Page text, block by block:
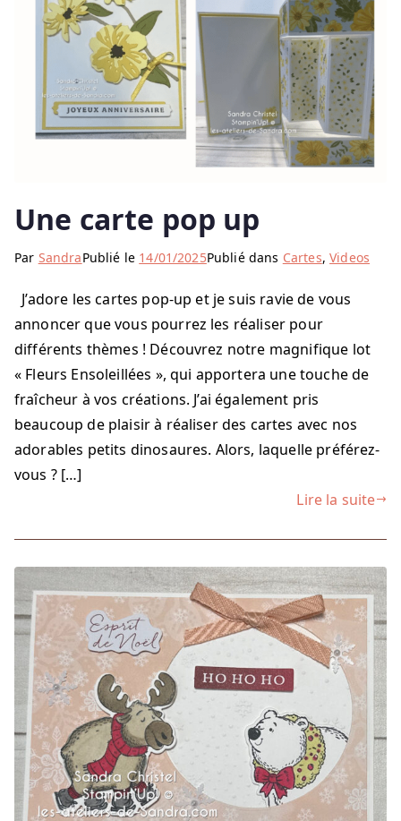
Une carte pop up
Par SandraPublié le 14/01/2025Publié dans Cartes,Videos
J’adore les cartes pop-up et je suis ravie de vous
annoncer que vous pourrez les réaliser pour
différents thèmes ! Découvrez notre magnifique lot
« Fleurs Ensoleillées », qui apportera une touche de
fraîcheur à vos créations. J’ai également pris
beaucoup de plaisir à réaliser des cartes avec nos
adorables petits dinosaures. Alors, laquelle préférez-
vous ? […]
Lire la suite